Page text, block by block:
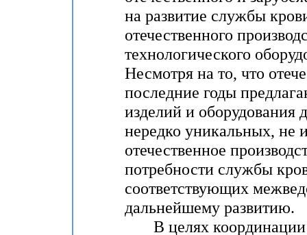
на развитие службы
отечественного
технологического
Несмотря на то, что
последние годы
изделий и
нередко уникальных, не
отечественное
потребности службы
соответствующих
дальнейшему развитию.
В целях координации